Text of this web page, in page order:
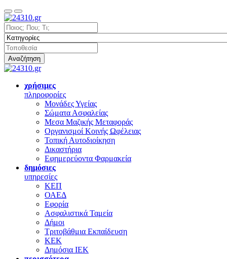
Αναζήτηση
χρήσιμες
πληροφορίες
Μονάδες Υγείας
Σώματα Ασφαλείας
Μεσα Μαζικής Μεταφοράς
Οργανισμοί Κοινής Ωφέλειας
Τοπική Αυτοδιοίκηση
Δικαστήρια
Εφημερεύοντα Φαρμακεία
δημόσιες
υπηρεσίες
ΚΕΠ
ΟΑΕΔ
Εφορία
Ασφαλιστικά Ταμεία
Δήμοι
Τριτοβάθμια Εκπαίδευση
ΚΕΚ
Δημόσια ΙΕΚ